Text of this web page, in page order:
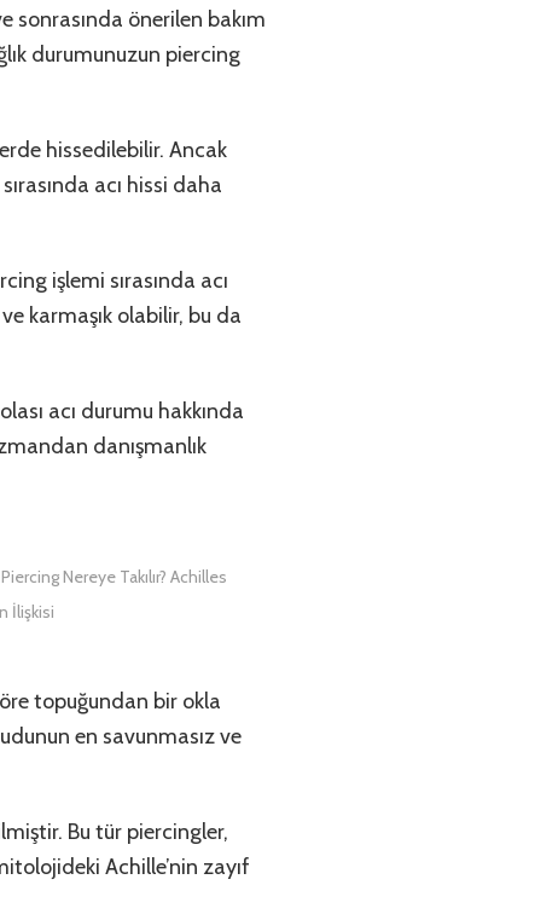
sonrasında önerilen bakım
durumunuzun piercing
hissedilebilir. Ancak
acı hissi daha
işlemi sırasında acı
karmaşık olabilir, bu da
acı durumu hakkında
danışmanlık
Nereye Takılır? Achilles
İlişkisi
topuğundan bir okla
en savunmasız ve
Bu tür piercingler,
Achille’nin zayıf